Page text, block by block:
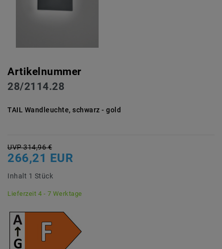
Artikelnummer
28/2114.28
TAIL Wandleuchte, schwarz - gold
UVP 314,96 €
266,21 EUR
Inhalt 1 Stück
Lieferzeit 4 - 7 Werktage